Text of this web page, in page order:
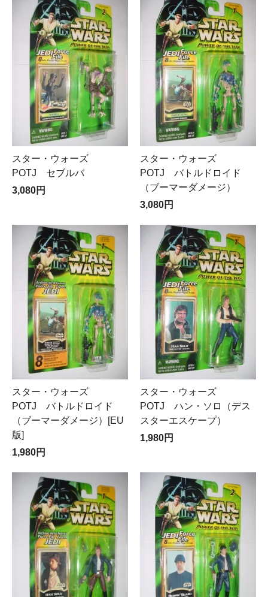
スター・ウォーズ
POTJ セブルバ
3,080円
スター・ウォーズ
POTJ バトルドロイド
（ブーマーダメージ）
3,080円
スター・ウォーズ
POTJ バトルドロイド
（ブーマーダメージ）[EU
版]
1,980円
スター・ウォーズ
POTJ ハン・ソロ（デス
スターエスケープ）
1,980円